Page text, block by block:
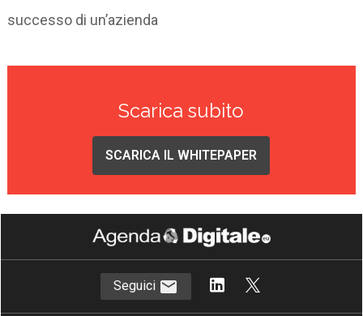
successo di un’azienda
Scarica subito
SCARICA IL WHITEPAPER
Seguici